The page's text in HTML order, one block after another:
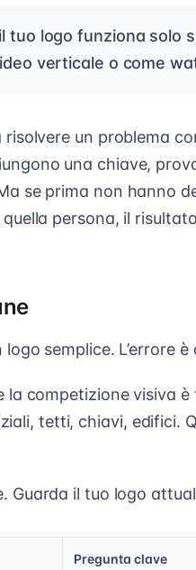
tuo logo funziona solo
verticale o come
un problema
una chiave,
se prima non hanno
persona, il
logo semplice. L’errore
la competizione visiva
tetti, chiavi, edifici.
Guarda il tuo logo
Pregunta clave